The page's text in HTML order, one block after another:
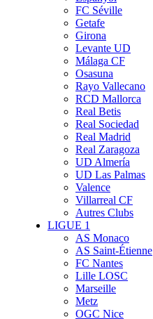
FC Séville
Getafe
Girona
Levante UD
Málaga CF
Osasuna
Rayo Vallecano
RCD Mallorca
Real Betis
Real Sociedad
Real Madrid
Real Zaragoza
UD Almería
UD Las Palmas
Valence
Villarreal CF
Autres Clubs
LIGUE 1
AS Monaco
AS Saint-Étienne
FC Nantes
Lille LOSC
Marseille
Metz
OGC Nice